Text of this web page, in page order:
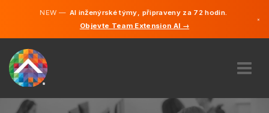
NEW —AI inženýrské týmy, připraveny za 72 hodin.
Objevte Team Extension AI →
×
O NÁS